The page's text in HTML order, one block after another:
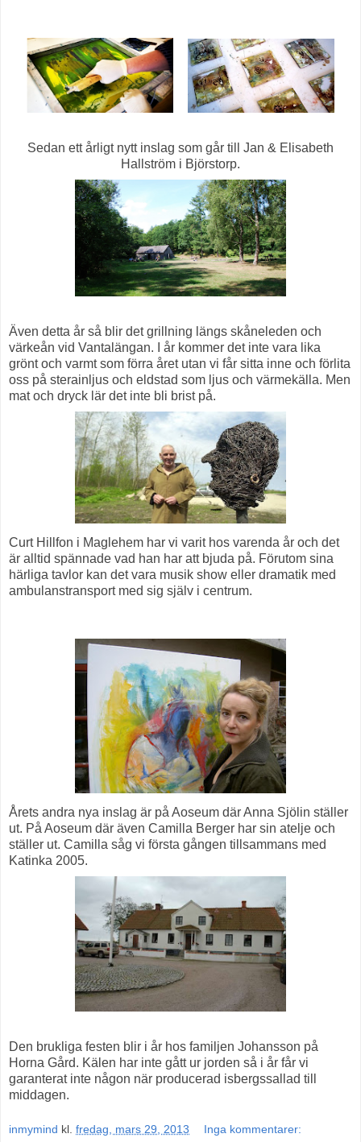
Sedan ett årligt nytt inslag som går till Jan & Elisabeth
Hallström i Björstorp.
Även detta år så blir det grillning längs skåneleden och
värkeån vid Vantalängan. I år kommer det inte vara lika
grönt och varmt som förra året utan vi får sitta inne och förlita
oss på sterainljus och eldstad som ljus och värmekälla. Men
mat och dryck lär det inte bli brist på.
Curt Hillfon i Maglehem har vi varit hos varenda år och det
är alltid spännade vad han har att bjuda på. Förutom sina
härliga tavlor kan det vara musik show eller dramatik med
ambulanstransport med sig själv i centrum.
Årets andra nya inslag är på Aoseum där Anna Sjölin ställer
ut. På Aoseum där även Camilla Berger har sin atelje och
ställer ut. Camilla såg vi första gången tillsammans med
Katinka 2005.
Den brukliga festen blir i år hos familjen Johansson på
Horna Gård. Kälen har inte gått ur jorden så i år får vi
garanterat inte någon när producerad isbergssallad till
middagen.
inmymind kl. fredag, mars 29, 2013 Inga kommentarer: